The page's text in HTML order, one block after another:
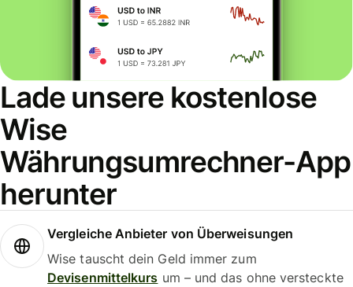
Lade unsere kostenlose
Wise
Währungsumrechner-App
herunter
Vergleiche Anbieter von Überweisungen
Wise tauscht dein Geld immer zum
Devisenmittelkurs um – und das ohne versteckte